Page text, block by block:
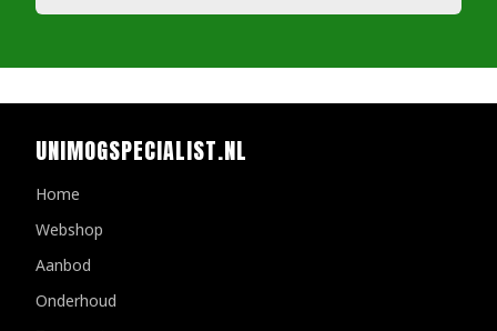
UNIMOGSPECIALIST.NL
Home
Webshop
Aanbod
Onderhoud